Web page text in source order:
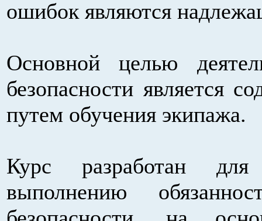
ошибок являются
Основной целью
безопасности является
путем обучения экипажа.
Курс разработан
выполнению